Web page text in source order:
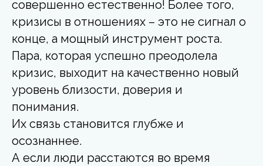
совершенно естественно! Более того,
кризисы в отношениях – это не сигнал о
конце, а мощный инструмент роста.
Пара, которая успешно преодолела
кризис, выходит на качественно новый
уровень близости, доверия и
понимания.
Их связь становится глубже и
осознаннее.
А если люди расстаются во время